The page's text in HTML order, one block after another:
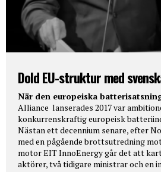
Dold EU-struktur med
När den europeiska
Alliance lanserades 2017 var
konkurrenskraftig europeisk
Nästan ett decennium senare, efter
med en pågående brottsutredning
motor EIT InnoEnergy går det att
aktörer, två tidigare ministrar och en